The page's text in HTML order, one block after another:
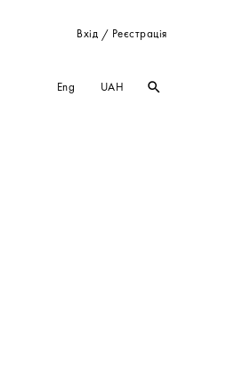
Вхід / Реєстрація
Eng UAH search
search